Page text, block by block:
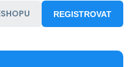
REGISTROVAT